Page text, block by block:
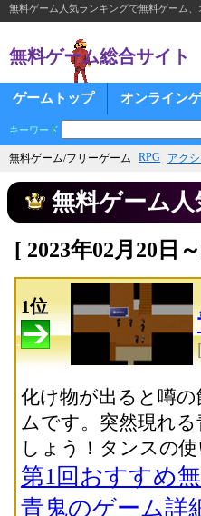
無料ゲーム人気ランキングで無料ゲーム
無料ゲーム総合サイト
ゲームトップ オンライン
キーワード
無料ゲーム/フリーゲーム RPG アク
無料ゲーム
[ 2023年02月20日
1位
化け物が出ると噂
ムです。突然現れ
しょう！タンスの
第1回おすすめ
青鬼のゲーム詳